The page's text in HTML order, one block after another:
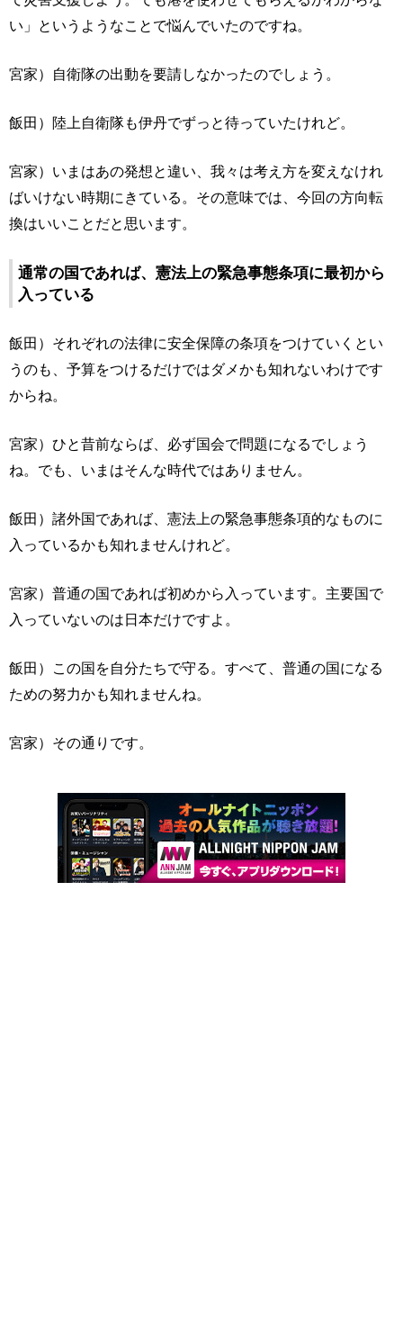
い」というようなことで悩んでいたのですね。
宮家）自衛隊の出動を要請しなかったのでしょう。
飯田）陸上自衛隊も伊丹でずっと待っていたけれど。
宮家）いまはあの発想と違い、我々は考え方を変えなけれ
ばいけない時期にきている。その意味では、今回の方向転
換はいいことだと思います。
通常の国であれば、憲法上の緊急事態条項に最初から
入っている
飯田）それぞれの法律に安全保障の条項をつけていくとい
うのも、予算をつけるだけではダメかも知れないわけです
からね。
宮家）ひと昔前ならば、必ず国会で問題になるでしょう
ね。でも、いまはそんな時代ではありません。
飯田）諸外国であれば、憲法上の緊急事態条項的なものに
入っているかも知れませんけれど。
宮家）普通の国であれば初めから入っています。主要国で
入っていないのは日本だけですよ。
飯田）この国を自分たちで守る。すべて、普通の国になる
ための努力かも知れませんね。
宮家）その通りです。